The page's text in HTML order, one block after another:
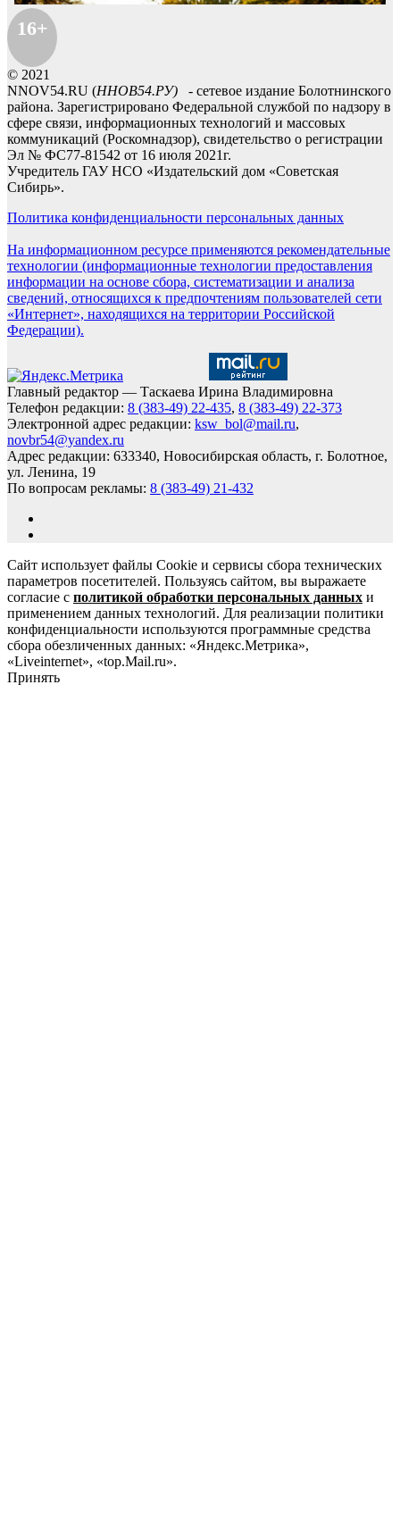
16+
© 2021
NNOV54.RU (ННОВ54.РУ) - сетевое издание Болотнинского
района. Зарегистрировано Федеральной службой по надзору в
сфере связи, информационных технологий и массовых
коммуникаций (Роскомнадзор), свидетельство о регистрации
Эл № ФС77-81542 от 16 июля 2021г.
Учредитель ГАУ НСО «Издательский дом «Советская
Сибирь».
Политика конфиденциальности персональных данных
На информационном ресурсе применяются рекомендательные
технологии (информационные технологии предоставления
информации на основе сбора, систематизации и анализа
сведений, относящихся к предпочтениям пользователей сети
«Интернет», находящихся на территории Российской
Федерации).
Главный редактор — Таскаева Ирина Владимировна
Телефон редакции: 8 (383-49) 22-435, 8 (383-49) 22-373
Электронной адрес редакции: ksw_bol@mail.ru,
novbr54@yandex.ru
Адрес редакции: 633340, Новосибирская область, г. Болотное,
ул. Ленина, 19
По вопросам рекламы: 8 (383-49) 21-432
Сайт использует файлы Cookie и сервисы сбора технических
параметров посетителей. Пользуясь сайтом, вы выражаете
согласие с политикой обработки персональных данных и
применением данных технологий. Для реализации политики
конфиденциальности используются программные средства
сбора обезличенных данных: «Яндекс.Метрика»,
«Liveinternet», «top.Mail.ru».
Принять